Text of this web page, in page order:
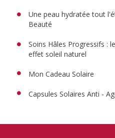
Une peau hydratée tout
Beauté
Soins Hâles Progressifs :
effet soleil naturel
Mon Cadeau Solaire
Capsules Solaires Anti -